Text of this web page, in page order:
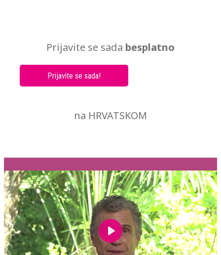
Prijavite se sada besplatno
Prijavite se sada!
na HRVATSKOM